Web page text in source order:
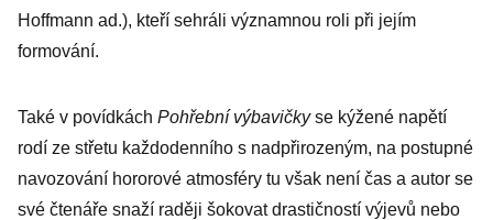
Hoffmann ad.), kteří sehráli významnou roli při jejím
formování.
Také v povídkách Pohřební výbavičkyse kýžené napětí
rodí ze střetu každodenního s nadpřirozeným, na postupné
navozování hororové atmosféry tu však není čas a autor se
své čtenáře snaží raději šokovat drastičností výjevů nebo